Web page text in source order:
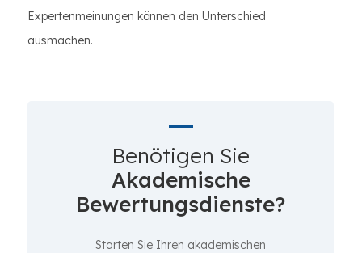
Expertenmeinungen können den Unterschied
ausmachen.
Benötigen Sie
Akademische
Bewertungsdienste?
Starten Sie Ihren akademischen